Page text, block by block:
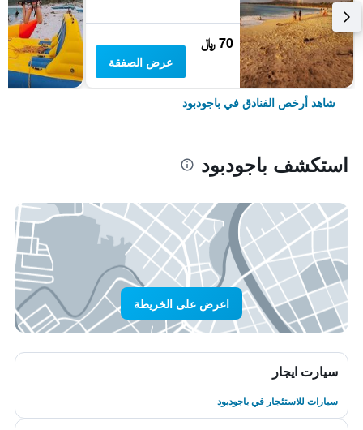
70 ﷼
عرض الصفقة
شاهد أرخص الفنادق في باجودبود
استكشف باجودبود
اعرض على الخريطة
سيارت ايجار
سيارات للاستئجار في باجودبود